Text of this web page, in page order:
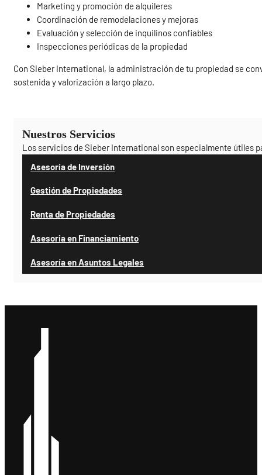
Marketing y promoción de alquileres
Coordinación de remodelaciones y mejoras
Evaluación y selección de inquilinos confiables
Inspecciones periódicas de la propiedad
Con Sieber International, la administración de tu propiedad se
sostenida y valorización a largo plazo.
Nuestros Servicios
Los servicios de Sieber International son especialmente útiles
Asesoría de Inversión
Gestión de Propiedades
Renta de Propiedades
Asesoria en Financiamiento
Asesoría en Asuntos Legales